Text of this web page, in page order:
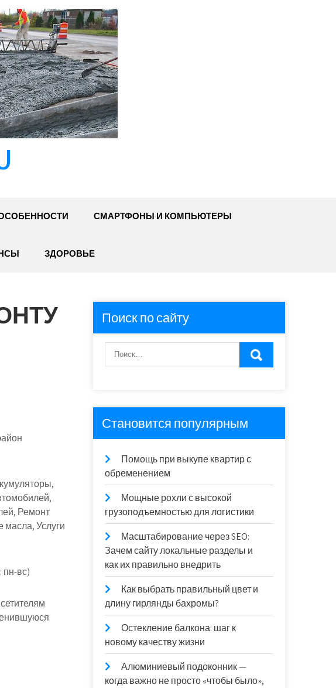
СМАРТФОНЫ И КОМПЬЮТЕРЫ
ЗДОРОВЬЕ
Ремонт
Услуги
пн-вс)
Поиск по сайту
Становится популярным
Помощь при выкупе квартир с
обременением
Мощные рохли с высокой
грузоподъемностью для логистики
Масштабирование через SEO:
Зачем сайту локальные разделы и
как их правильно внедрить
Как выбрать правильный цвет и
длину гирлянды бахромы?
Остекление балкона: шаг к
новому качеству жизни
Алюминиевый подоконник —
когда важно не просто «чтобы было»,